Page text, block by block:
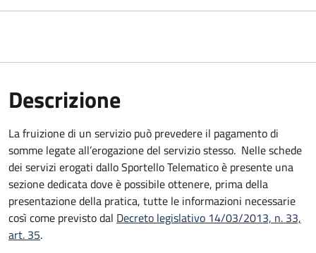
Descrizione
La fruizione di un servizio può prevedere il pagamento di
somme legate all’erogazione del servizio stesso. Nelle schede
dei servizi erogati dallo Sportello Telematico è presente una
sezione dedicata dove è possibile ottenere, prima della
presentazione della pratica, tutte le informazioni necessarie
così come previsto dal Decreto legislativo 14/03/2013, n. 33,
art. 35.